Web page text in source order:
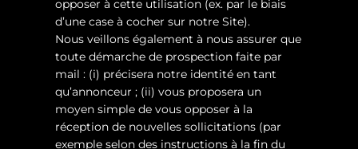
opposer à cette utilisation (ex. par le biais
d’une case à cocher sur notre Site).
Nous veillons également à nous assurer que
toute démarche de prospection faite par
mail : (i) précisera notre identité en tant
qu’annonceur ; (ii) vous proposera un
moyen simple de vous opposer à la
réception de nouvelles sollicitations (par
exemple selon des instructions à la fin du